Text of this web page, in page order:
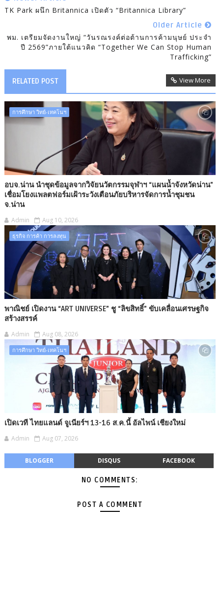
TK Park ผนึก Britannica เปิดตัว “Britannica Library”
Older Article
พม. เตรียมจัดงานใหญ่ “วันรณรงค์ต่อต้านการค้ามนุษย์ ประจำ
ปี 2569”ภายใต้แนวคิด “Together We Can Stop Human
Trafficking”
RELATED POST View More
การศึกษา วิทย์-เทคโนฯ
อบจ.น่าน นำชุดข้อมูลจากวิจัยนวัตกรรมจุฬาฯ “แผนน้ำจังหวัดน่าน”
เชื่อมโยงแพลตฟอร์มเฝ้าระวังเตือนภัยบริหารจัดการน้ำชุมชน​
จ.น่าน
Admin Aug 10, 2026
ธุรกิจ การค้า การลงทุน
พาณิชย์ เปิดงาน “ART UNIVERSE” ชู “ลิขสิทธิ์” ขับเคลื่อนเศรษฐกิจ
สร้างสรรค์
Admin Aug 08, 2026
การศึกษา วิทย์-เทคโนฯ
เปิดเวที ไทยแลนด์ จูเนียร์ฯ 13-16 ส.ค.นี้ อัลไพน์ เชียงใหม่
Admin Aug 07, 2026
BLOGGER DISQUS FACEBOOK
NO COMMENTS:
POST A COMMENT